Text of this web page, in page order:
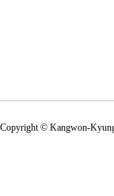
Copyright © Kangwon-